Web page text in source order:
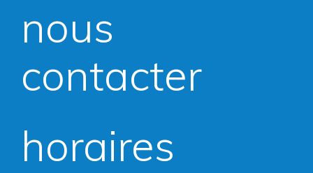
le
Facebook
le
Instagram
nous
contacter
horaires